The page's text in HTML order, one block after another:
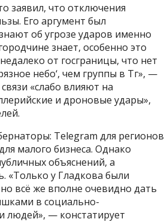
заявил, что отключения
Его аргумент был
об угрозе ударов именно
знает, особенно это
от госграницы, что нет
небо‘, чем группы в Тг», —
«слабо влияют на
и дроновые удары»,
Telegram для регионов
малого бизнеса. Однако
объяснений, а
«Только у Гладкова были
всё же вполне очевидно дать
в социально-
людей», — констатирует